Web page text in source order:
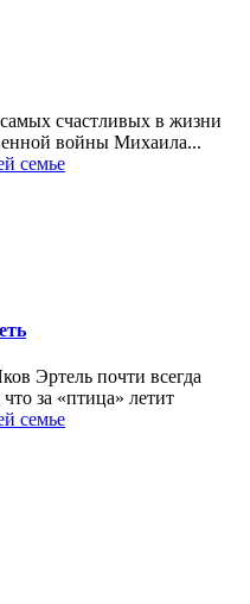
счастливых в жизни
войны Михаила...
семье
Эртель почти всегда
за «птица» летит
семье